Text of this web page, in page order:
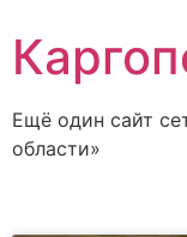
Ещё один сайт
области»